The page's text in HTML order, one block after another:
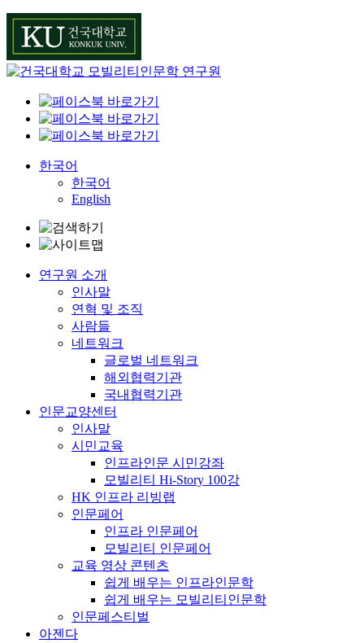
Skip
content
한국어
한국어
English
연구원 소개
인사말
연혁 및 조직
사람들
네트워크
글로벌 네트워크
해외협력기관
국내협력기관
인문교양센터
인사말
시민교육
인프라인문 시민강좌
모빌리티 Hi-Story 100강
HK 인프라 리빙랩
인문페어
인프라 인문페어
모빌리티 인문페어
교육 영상 콘텐츠
쉽게 배우는 인프라인문학
쉽게 배우는 모빌리티인문학
인문페스티벌
아젠다